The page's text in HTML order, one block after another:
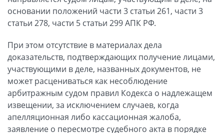
основании положений части 3 статьи 261, части 3
статьи 278, части 5 статьи 299 АПК РФ.
При этом отсутствие в материалах дела
доказательств, подтверждающих получение лицами,
участвующими в деле, названных документов, не
может расцениваться как несоблюдение
арбитражным судом правил Кодекса о надлежащем
извещении, за исключением случаев, когда
апелляционная либо кассационная жалоба,
заявление о пересмотре судебного акта в порядке